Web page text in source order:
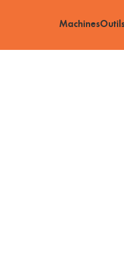
Machines